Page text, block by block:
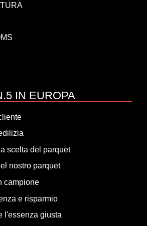
IN EUROPA
scelta del parquet
nostro parquet
campione
e risparmio
l'essenza giusta